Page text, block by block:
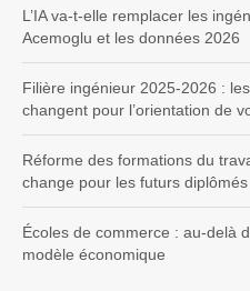
L’IA va-t-elle remplacer les
Acemoglu et les données 2026
Filière ingénieur 2025-2026 :
changent pour l’orientation de
Réforme des formations du
change pour les futurs diplômés
Écoles de commerce : au-delà
modèle économique